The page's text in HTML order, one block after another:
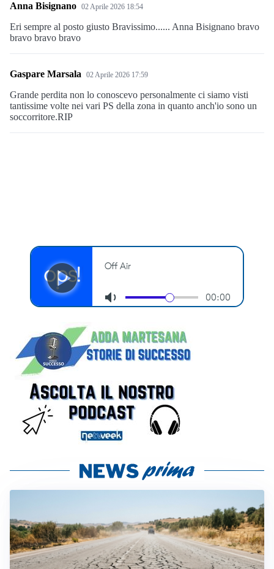
Anna Bisignano 02 Aprile 2026 18:54
Eri sempre al posto giusto Bravissimo...... Anna Bisignano bravo
bravo bravo bravo
Gaspare Marsala 02 Aprile 2026 17:59
Grande perdita non lo conoscevo personalmente ci siamo visti
tantissime volte nei vari PS della zona in quanto anch'io sono un
soccorritore.RIP